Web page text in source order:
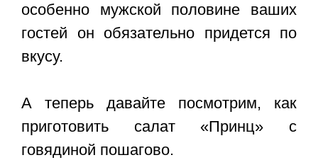
особенно мужской половине ваших
гостей он обязательно придется по
вкусу.
А теперь давайте посмотрим, как
приготовить салат «Принц» с
говядиной пошагово.